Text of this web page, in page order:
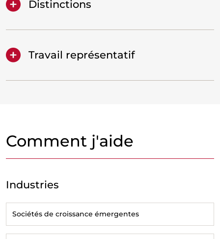
Distinctions
Travail représentatif
Comment j'aide
Industries
Sociétés de croissance émergentes